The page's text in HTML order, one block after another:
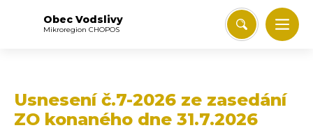
Obec Vodslivy
Mikroregion CHOPOS
Usnesení č.7-2026 ze zasedání
ZO konaného dne 31.7.2026